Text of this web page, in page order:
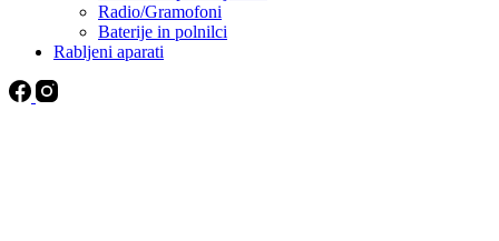
Radio/Gramofoni
Baterije in polnilci
Rabljeni aparati